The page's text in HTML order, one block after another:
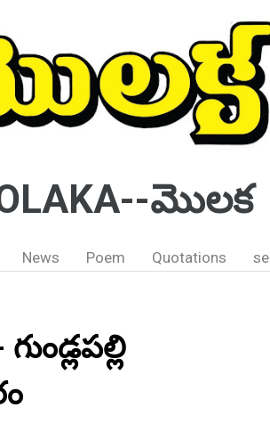
మొలక
News Poem Quotations se